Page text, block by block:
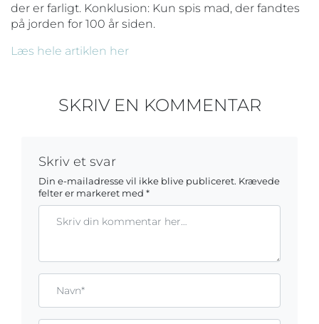
der er farligt. Konklusion: Kun spis mad, der fandtes
på jorden for 100 år siden.
Læs hele artiklen her
SKRIV EN KOMMENTAR
Skriv et svar
Din e-mailadresse vil ikke blive publiceret. Krævede
felter er markeret med *